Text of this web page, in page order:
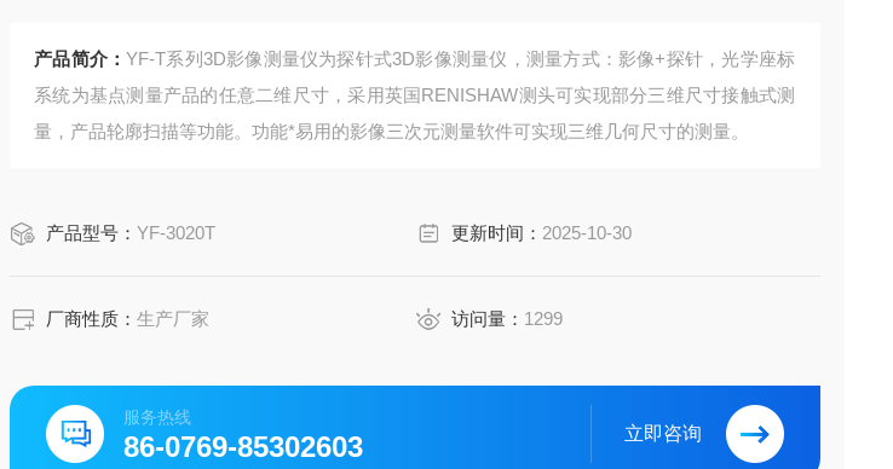
产品简介：YF-T系列3D影像测量仪为探针式3D影像测量仪，测量方式：影像+探针，光学座标
系统为基点测量产品的任意二维尺寸，采用英国RENISHAW测头可实现部分三维尺寸接触式测
量，产品轮廓扫描等功能。功能*易用的影像三次元测量软件可实现三维几何尺寸的测量。
产品型号：YF-3020T 更新时间： 2025-10-30
厂商性质：生产厂家 访问量： 1299
服务热线
86-0769-85302603 立即咨询